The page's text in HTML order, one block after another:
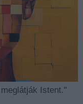
Istent."